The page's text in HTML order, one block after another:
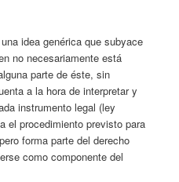
idea genérica que subyace
no necesariamente está
parte de éste, sin
a la hora de interpretar y
instrumento legal (ley
el procedimiento previsto para
forma parte del derecho
como componente del